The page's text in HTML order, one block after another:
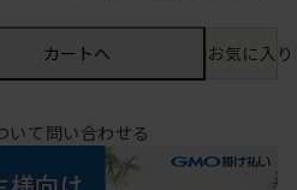
カートへ お気に入
いて問い合わせる